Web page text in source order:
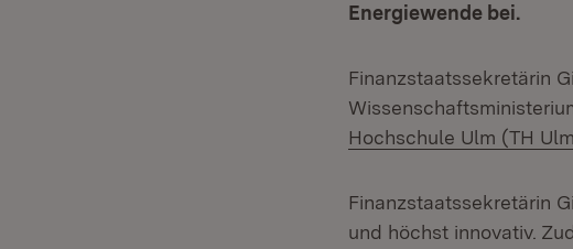
Energiewende bei.
Finanzstaatssekretärin
Hochschule Ulm (TH
Finanzstaatssekretärin
und höchst innovativ.